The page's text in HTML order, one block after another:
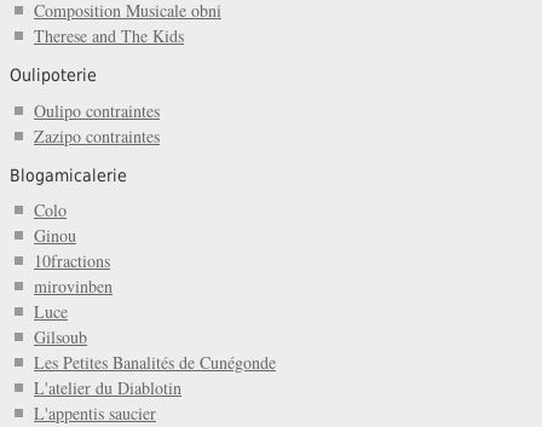
Composition Musicale obni
Therese and The Kids
Oulipoterie
Oulipo contraintes
Zazipo contraintes
Blogamicalerie
Colo
Ginou
10fractions
mirovinben
Luce
Gilsoub
Les Petites Banalités de Cunégonde
L'atelier du Diablotin
L'appentis saucier